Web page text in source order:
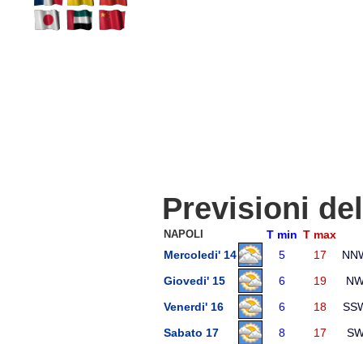
Previsioni
NAPOLI T min T max
Mercoledi' 14
5 17
Giovedi' 15
6 19
Venerdi' 16
6 18
Sabato 17
8 17